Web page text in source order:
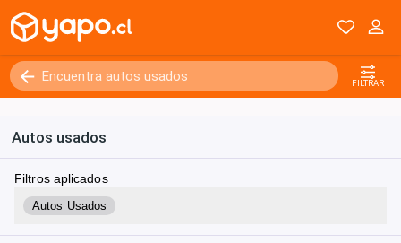
FILTRAR
Autos usados
Filtros aplicados
Autos Usados
Kilómetros